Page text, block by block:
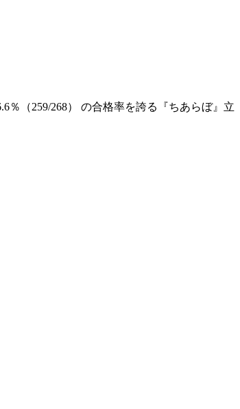
（259/268） の合格率を誇る『ちあらぼ』立